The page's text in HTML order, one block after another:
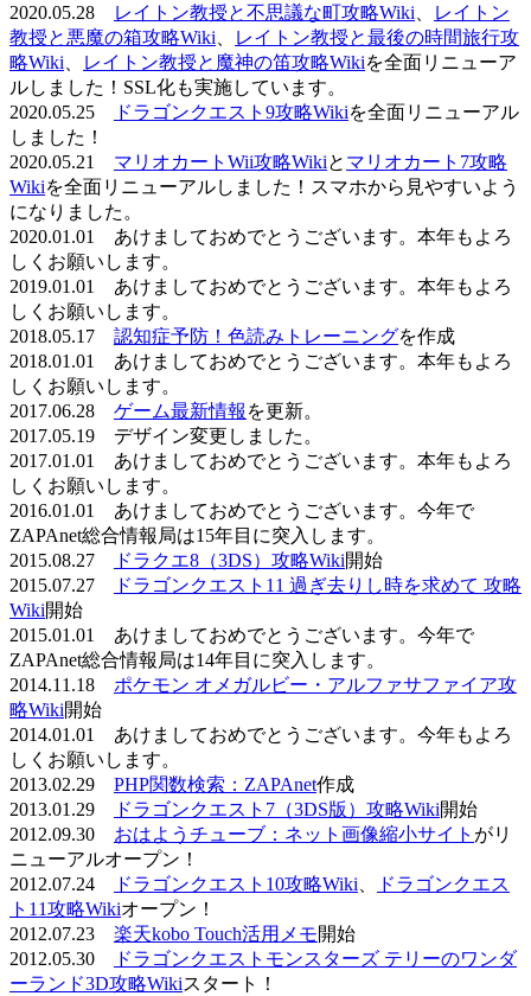
2020.05.28
レイトン教授と不思議な町攻略Wiki
レイトン
教授と悪魔の箱攻略Wiki
レイトン教授と最後の時間旅行攻
略Wiki
レイトン教授と魔神の笛攻略Wikiを全面リニューア
ルしました！SSL化も実施しています。
2020.05.25
ドラゴンクエスト9攻略Wikiを全面リニューアル
しました！
2020.05.21 マリオカートWii攻略Wikiと マリオカート7攻略
Wikiを全面リニューアルしました！スマホから見やすいよう
になりました。
2020.01.01 あけましておめでとうございます。本年もよろ
しくお願いします。
2019.01.01 あけましておめでとうございます。本年もよろ
しくお願いします。
2018.05.17 認知症予防！色読みトレーニングを作成
2018.01.01 あけましておめでとうございます。本年もよろ
しくお願いします。
2017.06.28 ゲーム最新情報 を更新。
2017.05.19 デザイン変更しました。
2017.01.01 あけましておめでとうございます。本年もよろ
しくお願いします。
2016.01.01 あけましておめでとうございます。今年で
ZAPAnet総合情報局は15年目に突入します。
2015.08.27
ドラクエ8（3DS）攻略Wiki開始
2015.07.27
ドラゴンクエスト11 過ぎ去りし時を求めて 攻略
Wiki開始
2015.01.01 あけましておめでとうございます。今年で
ZAPAnet総合情報局は14年目に突入します。
2014.11.18 ポケモン オメガルビー・アルファサファイア攻
略Wiki開始
2014.01.01 あけましておめでとうございます。今年もよろ
しくお願いします。
2013.02.29 PHP関数検索：ZAPAnet作成
2013.01.29
ドラゴンクエスト7（3DS版）攻略Wiki開始
2012.09.30 おはようチューブ：ネット画像縮小サイト がリ
ニューアルオープン！
2012.07.24
ドラゴンクエスト10攻略Wiki
ドラゴンクエス
ト11攻略Wikiオープン！
2012.07.23 楽天kobo Touch活用メモ開始
2012.05.30
ドラゴンクエストモンスターズ テリーのワンダ
ーランド3D攻略Wikiスタート！